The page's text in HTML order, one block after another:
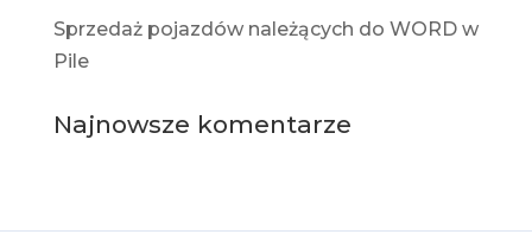
Sprzedaż pojazdów należących do WORD w
Pile
Najnowsze komentarze